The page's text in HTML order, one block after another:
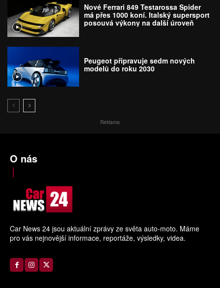
Nové Ferrari 849 Testarossa Spider
má přes 1000 koní. Italský supersport
posouvá výkony na další úroveň
Peugeot připravuje sedm nových
modelů do roku 2030
Reklama
O nás
Car News 24 jsou aktuální zprávy ze světa auto-moto. Máme
pro vás nejnovější informace, reportáže, výsledky, videa.